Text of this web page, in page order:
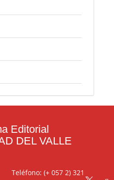
Editorial
DEL VALLE
Teléfono: (+ 057 2) 321